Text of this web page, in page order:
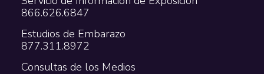
866.626.6847
Estudios de Embarazo
877.311.8972
Consultas de los Medios